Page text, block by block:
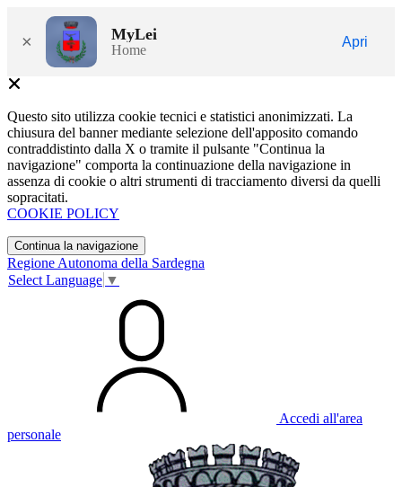
× MyLei
Home
Apri
Questo sito utilizza cookie tecnici e statistici anonimizzati. La
chiusura del banner mediante selezione dell'apposito comando
contraddistinto dalla X o tramite il pulsante "Continua la
navigazione" comporta la continuazione della navigazione in
assenza di cookie o altri strumenti di tracciamento diversi da quelli
sopracitati.
COOKIE POLICY
Continua la navigazione
Regione Autonoma della Sardegna
Select Language ▼
Accedi all'area
personale